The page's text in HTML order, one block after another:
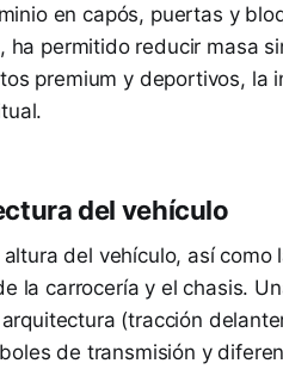
en capós, puertas y
ha permitido reducir masa
premium y deportivos, la
del vehículo
del vehículo, así
la carrocería y el chasis.
(tracción
de transmisión y